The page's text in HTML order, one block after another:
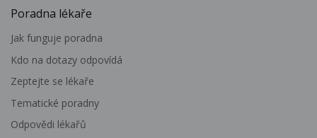
Poradna lékaře
Jak funguje poradna
Kdo na dotazy odpovídá
Zeptejte se lékaře
Tematické poradny
Odpovědi lékařů